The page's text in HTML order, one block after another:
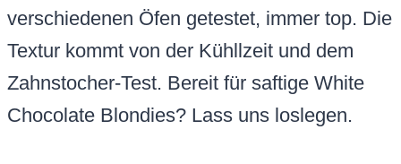
verschiedenen Öfen getestet, immer top. Die
Textur kommt von der Kühllzeit und dem
Zahnstocher-Test. Bereit für saftige White
Chocolate Blondies? Lass uns loslegen.